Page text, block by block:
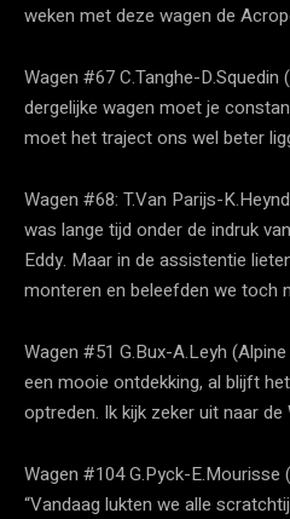
weken met deze wagen de
Wagen #67 C.Tanghe-D.Squedin
dergelijke wagen moet je
moet het traject ons wel beter
Wagen #68: T.Van Parijs-
was lange tijd onder de indruk
Eddy. Maar in de assistentie
monteren en beleefden we toch
Wagen #51 G.Bux-A.Leyh
een mooie ontdekking, al blijft
optreden. Ik kijk zeker uit naar de
Wagen #104 G.Pyck-E.Mourisse
“Vandaag lukten we alle